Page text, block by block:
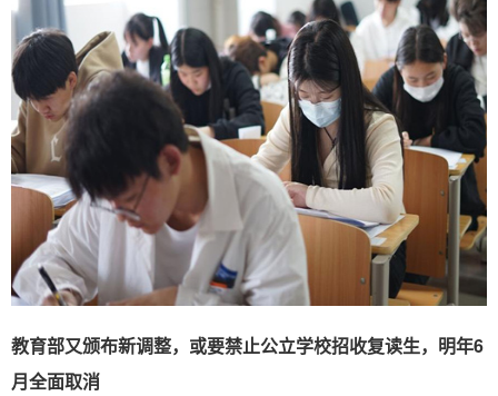
教育部又颁布新调整，或要禁止公立学校招收复读生，明年6
月全面取消